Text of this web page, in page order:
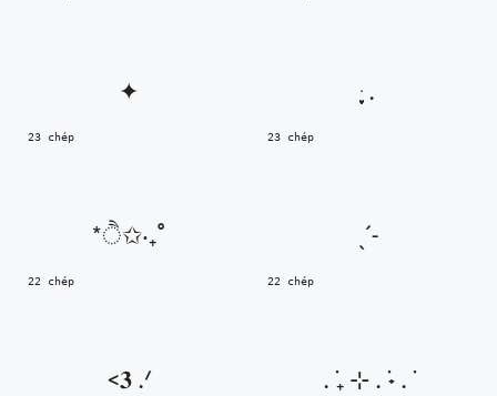
23 chép
✦
23 chép
ּ ֶָ֢.
22 chép
*ੈ✩‧₊˚
22 chép
ˎˊ˗
<𝟑 .ᐟ . ݁₊ ⊹ . ݁˖ . ݁